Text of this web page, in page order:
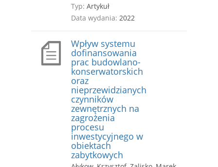
Typ: Artykuł
Data wydania: 2022
Wpływ systemu
dofinansowania
prac budowlano-
konserwatorskich
oraz
nieprzewidzianych
czynników
zewnętrznych na
zagrożenia
procesu
inwestycyjnego w
obiektach
zabytkowych